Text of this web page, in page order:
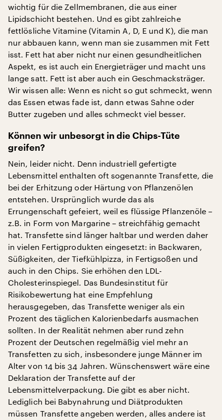
wichtig für die Zellmembranen, die aus einer
Lipidschicht bestehen. Und es gibt zahlreiche
fettlösliche Vitamine (Vitamin A, D, E und K), die man
nur abbauen kann, wenn man sie zusammen mit Fett
isst. Fett hat aber nicht nur einen gesundheitlichen
Aspekt, es ist auch ein Energieträger und macht uns
lange satt. Fett ist aber auch ein Geschmacksträger.
Wir wissen alle: Wenn es nicht so gut schmeckt, wenn
das Essen etwas fade ist, dann etwas Sahne oder
Butter zugeben und alles schmeckt viel besser.
Können wir unbesorgt in die Chips-Tüte
greifen?
Nein, leider nicht. Denn industriell gefertigte
Lebensmittel enthalten oft sogenannte Transfette, die
bei der Erhitzung oder Härtung von Pflanzenölen
entstehen. Ursprünglich wurde das als
Errungenschaft gefeiert, weil es flüssige Pflanzenöle –
z.B. in Form von Margarine – streichfähig gemacht
hat. Transfette sind länger haltbar und werden daher
in vielen Fertigprodukten eingesetzt: in Backwaren,
Süßigkeiten, der Tiefkühlpizza, in Fertigsoßen und
auch in den Chips. Sie erhöhen den LDL-
Cholesterinspiegel. Das Bundesinstitut für
Risikobewertung hat eine Empfehlung
herausgegeben, das Transfette weniger als ein
Prozent des täglichen Kalorienbedarfs ausmachen
sollten. In der Realität nehmen aber rund zehn
Prozent der Deutschen regelmäßig viel mehr an
Transfetten zu sich, insbesondere junge Männer im
Alter von 14 bis 34 Jahren. Wünschenswert wäre eine
Deklaration der Transfette auf der
Lebensmittelverpackung. Die gibt es aber nicht.
Lediglich bei Babynahrung und Diätprodukten
müssen Transfette angeben werden, alles andere ist